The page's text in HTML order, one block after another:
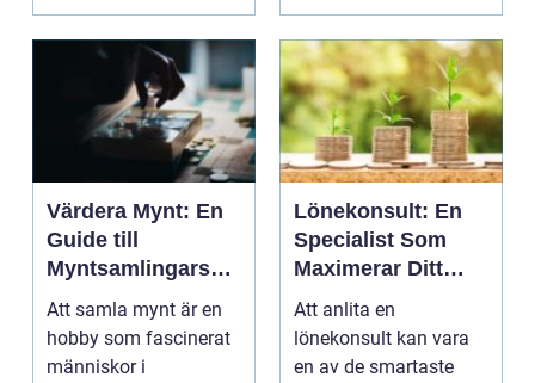
Värdera Mynt: En
Guide till
Myntsamlingars
Värde
Att samla mynt är en
hobby som fascinerat
människor i
Lönekonsult: En
Specialist Som
Maximerar Ditt
Företags Potential
Att anlita en
lönekonsult kan vara
en av de smartaste